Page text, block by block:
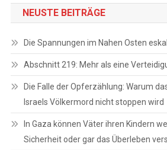
NEUSTE BEITRÄGE
Die Spannungen im Nahen Osten
Abschnitt 219: Mehr als eine
Die Falle der Opferzählung: Warum
Israels Völkermord nicht stoppen wird
In Gaza können Väter ihren Kindern
Sicherheit oder gar das Überleben